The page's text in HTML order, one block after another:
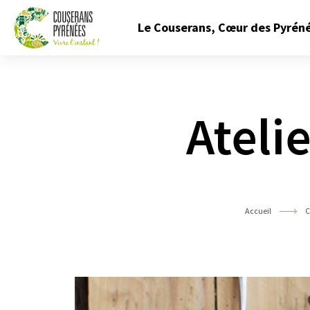
Le Couserans, Cœur des
Accueil